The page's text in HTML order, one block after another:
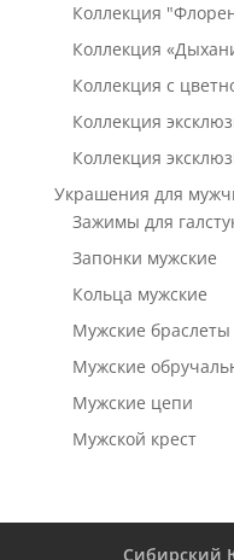
Коллекция
Коллекция
Коллекция с
Коллекция
Коллекция
Украшения для
Зажимы для
Запонки мужские
Кольца мужские
Мужские браслеты
Мужские
Мужские цепи
Мужской крест
Сибирский